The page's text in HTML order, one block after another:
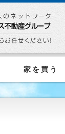
家を買う